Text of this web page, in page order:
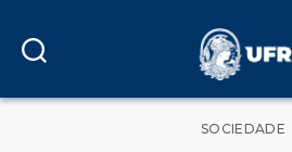
SOCIEDADE